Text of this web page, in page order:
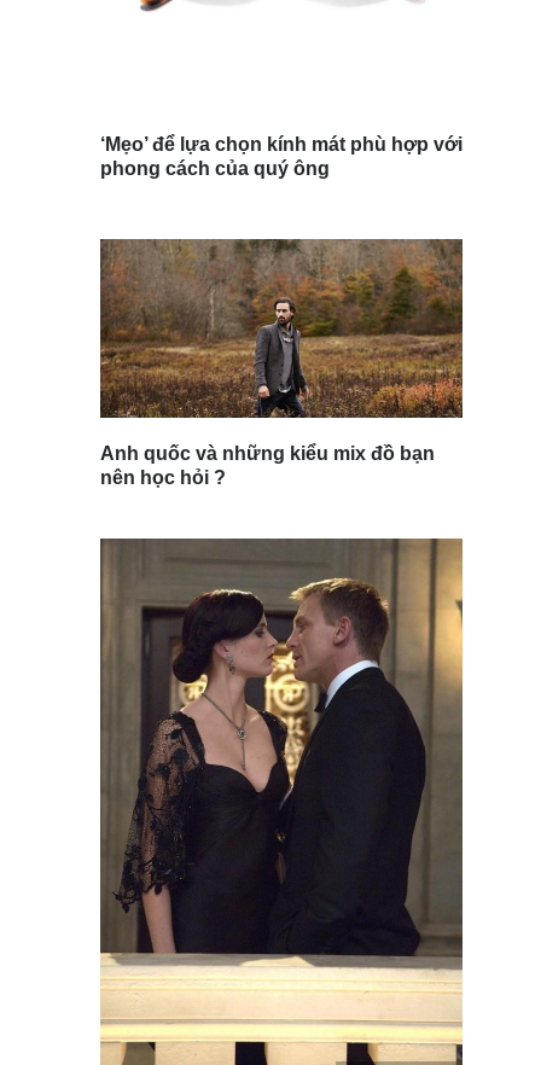
‘Mẹo’ để lựa chọn kính mát phù hợp với
phong cách của quý ông
Anh quốc và những kiểu mix đồ bạn
nên học hỏi ?